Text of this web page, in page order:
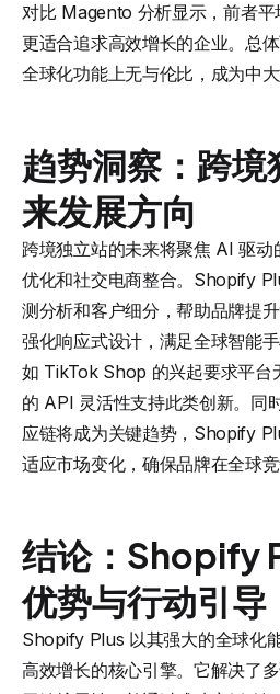
对比 Magento 分析显示，前者平
更适合追求高效增长的企业。总
全球化功能上无与伦比，成为中大
趋势洞察：跨境
来发展方向
跨境独立站的未来将聚焦 AI 驱
优化和社交电商整合。Shopify
测分析和客户细分，帮助品牌提
强化响应式设计，满足全球智能
如 TikTok Shop 的兴起要求平
的 API 灵活性支持此类创新。同
应链将成为关键趋势，Shopify
适应市场变化，确保品牌在全球竞
结论：Shopify
优势与行动引导
Shopify Plus 以其强大的全球化
高效增长的核心引擎。它解决了